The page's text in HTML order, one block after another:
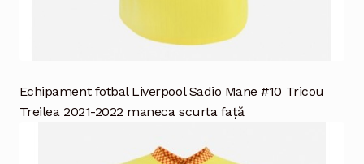
Echipament fotbal Liverpool Sadio Mane #10 Tricou
Treilea 2021-2022 maneca scurta față